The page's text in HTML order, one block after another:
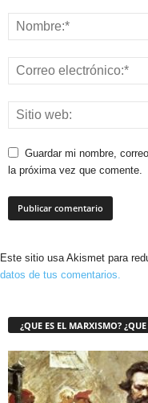
Guardar mi nombre,
la próxima vez que comente.
Este sitio usa Akismet para
datos de tus comentarios.
¿QUE ES EL MARXISMO?